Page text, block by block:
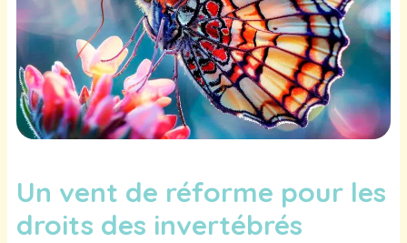
Un vent de réforme pour les
droits des invertébrés